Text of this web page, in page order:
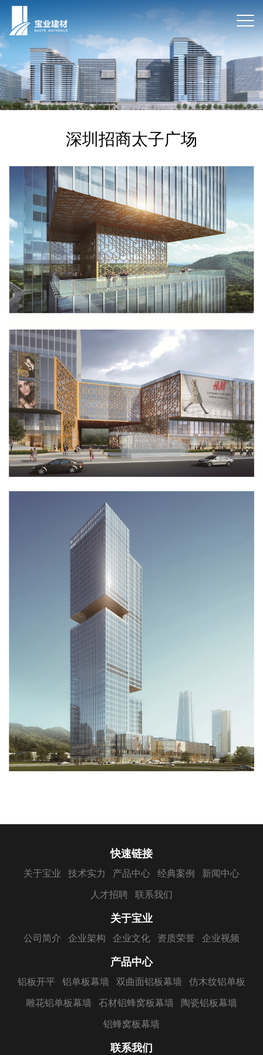
深圳招商太子广场
快速链接
关于宝业 技术实力 产品中心 经典案例 新闻中心
人才招聘 联系我们
关于宝业
公司简介 企业架构 企业文化 资质荣誉 企业视频
产品中心
铝板开平 铝单板幕墙 双曲面铝板幕墙 仿木纹铝单板
雕花铝单板幕墙 石材铝蜂窝板幕墙 陶瓷铝板幕墙
铝蜂窝板幕墙
联系我们